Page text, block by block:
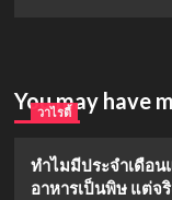
You may have
วาไรตี้
ทำไมมีประจำเดือน
อาหารเป็นพิษ แต่จริ